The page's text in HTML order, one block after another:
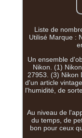
Liste de
Utilisé Marque :
Un ensemble
Nikon. (1)
27953. (3) Nikon
d'un article
l'humidité, de
Au niveau de
du temps, de
bon pour ceux